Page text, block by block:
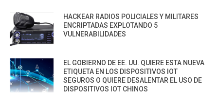
HACKEAR RADIOS POLICIALES Y MILITARES
ENCRIPTADAS EXPLOTANDO 5
VULNERABILIDADES
EL GOBIERNO DE EE. UU. QUIERE ESTA NUEVA
ETIQUETA EN LOS DISPOSITIVOS IOT
SEGUROS O QUIERE DESALENTAR EL USO DE
DISPOSITIVOS IOT CHINOS